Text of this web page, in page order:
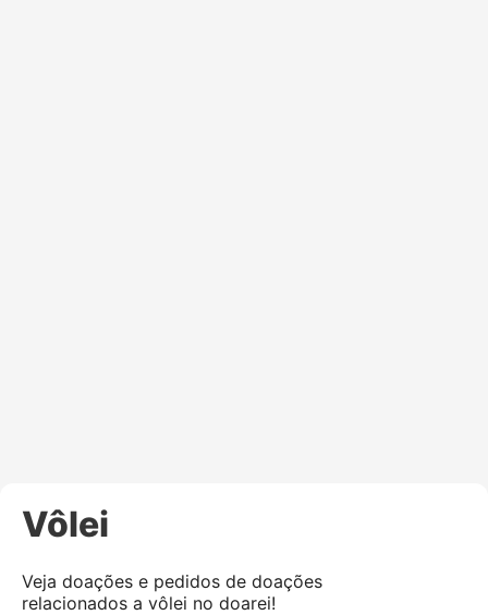
Vôlei
Veja doações e pedidos de doações
relacionados a vôlei no doarei!